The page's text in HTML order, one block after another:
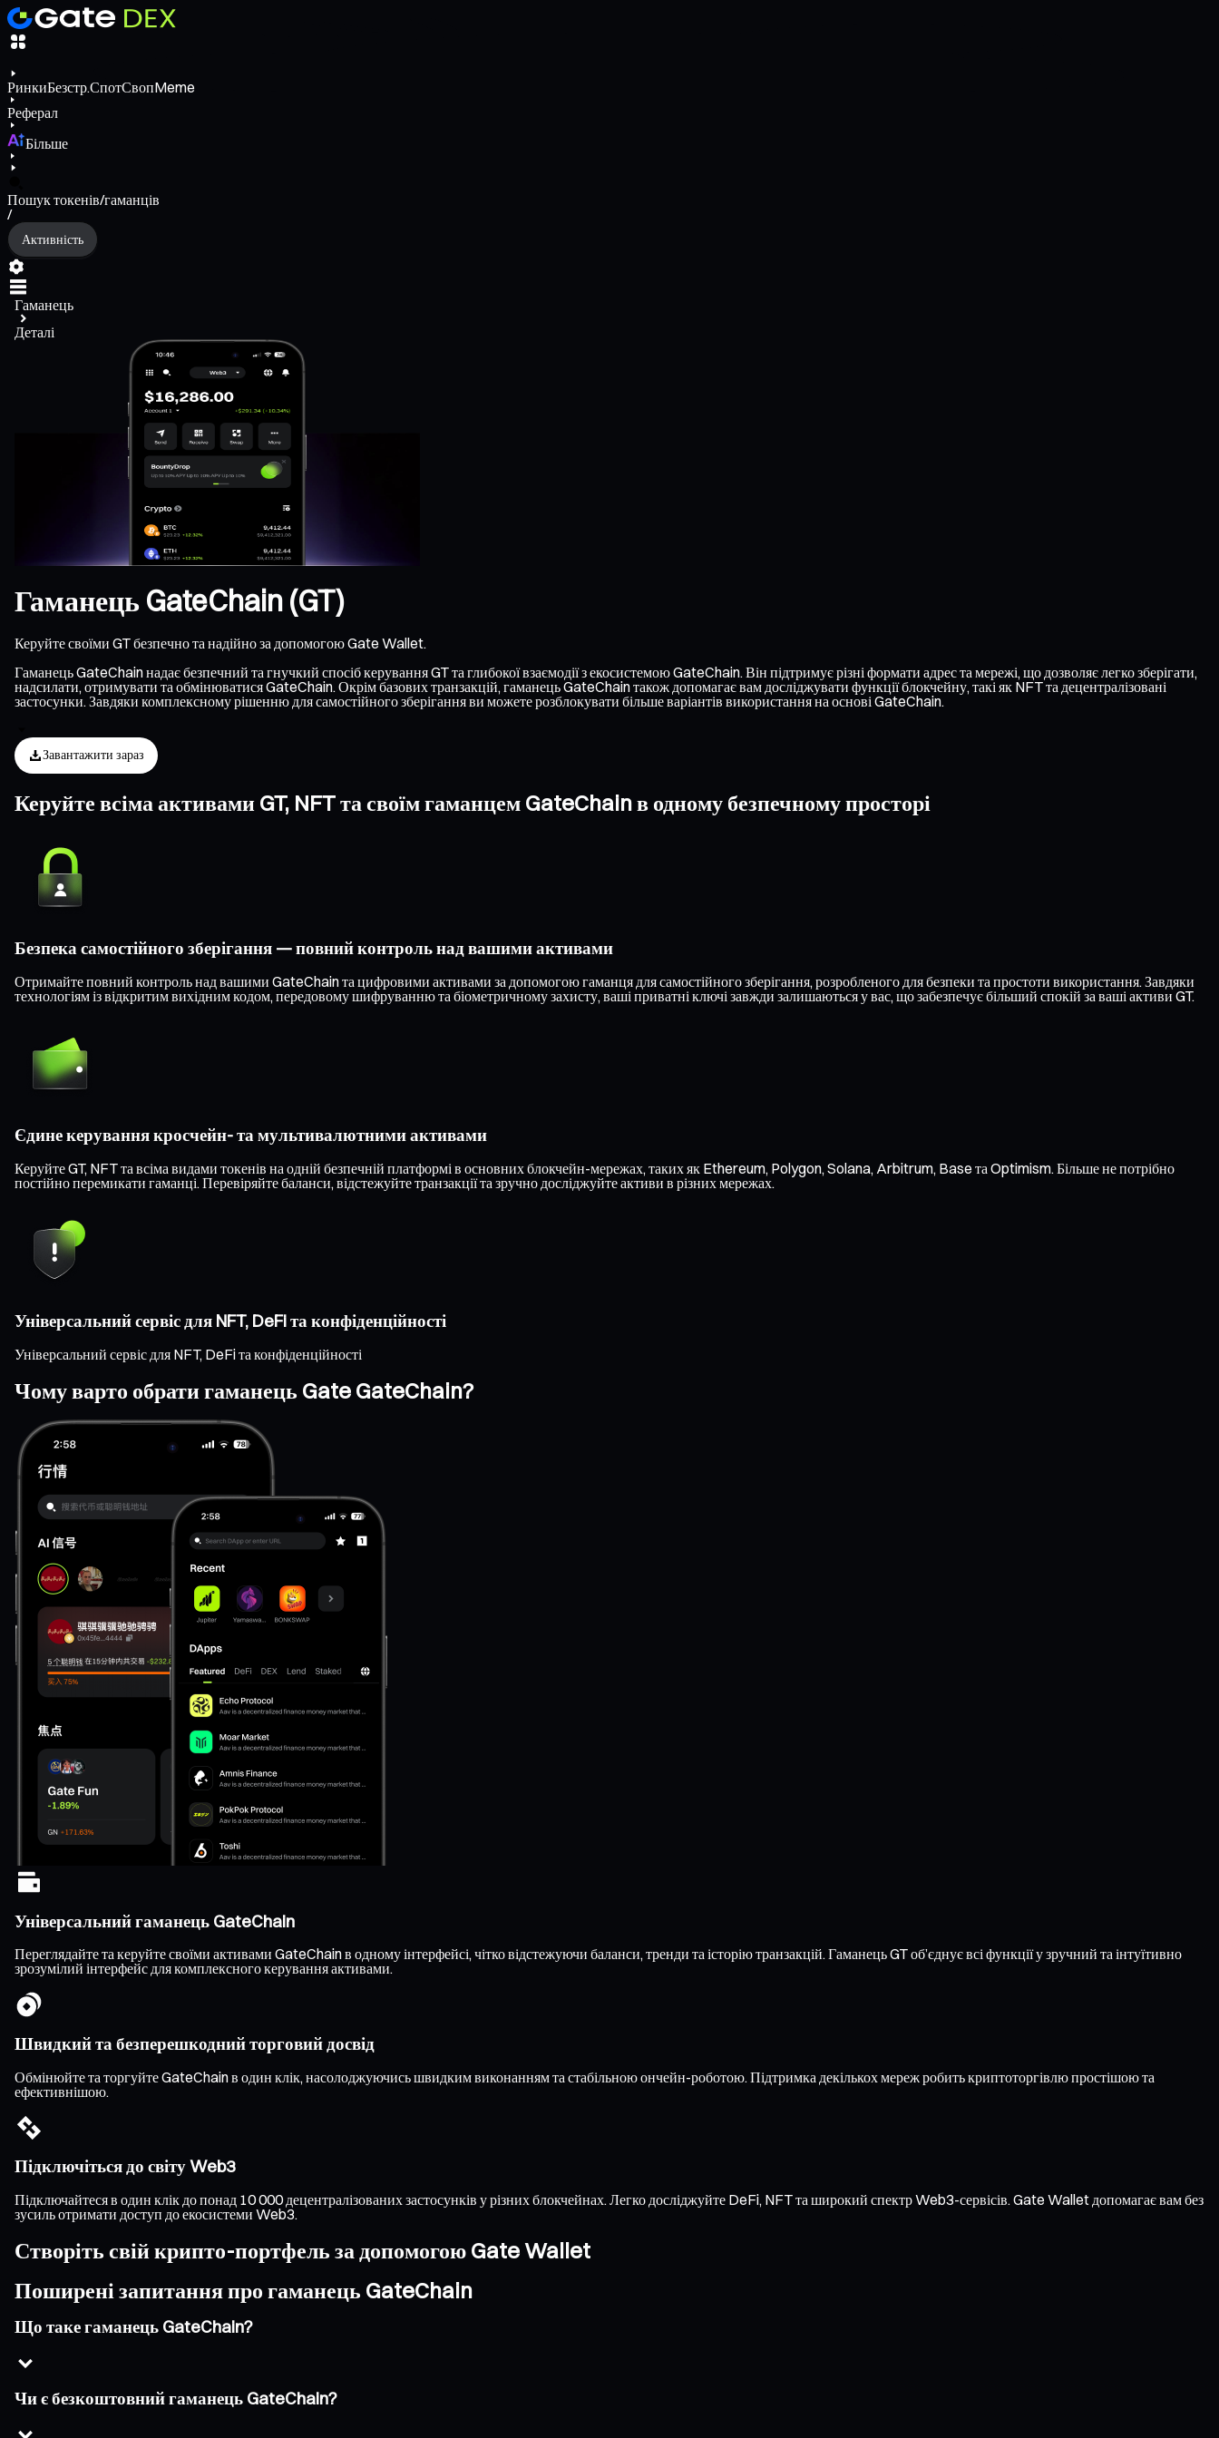
РинкиБезстр.СпотСвопMeme
Реферал
Більше
Пошук токенів/гаманців
/
Активність
Гаманець
Деталі
Гаманець GateChain (GT)
Керуйте своїми GT безпечно та надійно за допомогою Gate Wallet.
Гаманець GateChain надає безпечний та гнучкий спосіб керування GT та глибокої взаємодії з екосистемою GateChain. Він підтримує різні формати адрес та мережі, що дозволяє легко зберігати,
надсилати, отримувати та обмінюватися GateChain. Окрім базових транзакцій, гаманець GateChain також допомагає вам досліджувати функції блокчейну, такі як NFT та децентралізовані
застосунки. Завдяки комплексному рішенню для самостійного зберігання ви можете розблокувати більше варіантів використання на основі GateChain.
Завантажити зараз
Керуйте всіма активами GT, NFT та своїм гаманцем GateChain в одному безпечному просторі
Безпека самостійного зберігання — повний контроль над вашими активами
Отримайте повний контроль над вашими GateChain та цифровими активами за допомогою гаманця для самостійного зберігання, розробленого для безпеки та простоти використання. Завдяки
технологіям із відкритим вихідним кодом, передовому шифруванню та біометричному захисту, ваші приватні ключі завжди залишаються у вас, що забезпечує більший спокій за ваші активи GT.
Єдине керування кросчейн- та мультивалютними активами
Керуйте GT, NFT та всіма видами токенів на одній безпечній платформі в основних блокчейн-мережах, таких як Ethereum, Polygon, Solana, Arbitrum, Base та Optimism. Більше не потрібно
постійно перемикати гаманці. Перевіряйте баланси, відстежуйте транзакції та зручно досліджуйте активи в різних мережах.
Універсальний сервіс для NFT, DeFi та конфіденційності
Універсальний сервіс для NFT, DeFi та конфіденційності
Чому варто обрати гаманець Gate GateChain?
Універсальний гаманець GateChain
Переглядайте та керуйте своїми активами GateChain в одному інтерфейсі, чітко відстежуючи баланси, тренди та історію транзакцій. Гаманець GT об’єднує всі функції у зручний та інтуїтивно
зрозумілий інтерфейс для комплексного керування активами.
Швидкий та безперешкодний торговий досвід
Обмінюйте та торгуйте GateChain в один клік, насолоджуючись швидким виконанням та стабільною ончейн-роботою. Підтримка декількох мереж робить криптоторгівлю простішою та
ефективнішою.
Підключіться до світу Web3
Підключайтеся в один клік до понад 10 000 децентралізованих застосунків у різних блокчейнах. Легко досліджуйте DeFi, NFT та широкий спектр Web3-сервісів. Gate Wallet допомагає вам без
зусиль отримати доступ до екосистеми Web3.
Створіть свій крипто-портфель за допомогою Gate Wallet
Поширені запитання про гаманець GateChain
Що таке гаманець GateChain?
Чи є безкоштовний гаманець GateChain?